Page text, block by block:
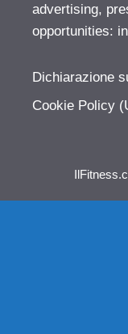
advertising,
opportunities:
Dichiarazione
Cookie Policy